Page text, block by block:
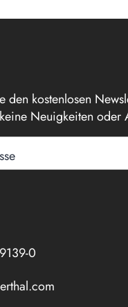
den kostenlosen
Neuigkeiten oder
0